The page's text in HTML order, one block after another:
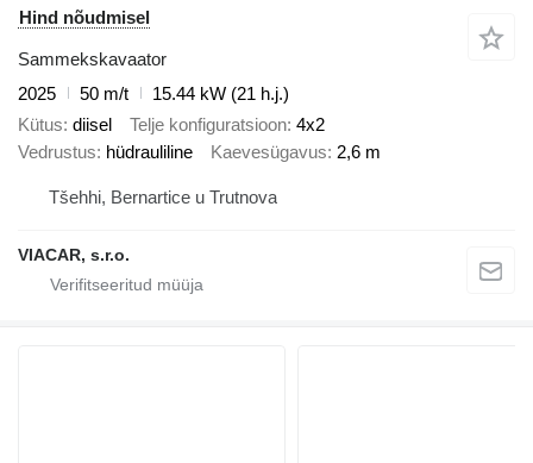
Hind nõudmisel
Sammekskavaator
2025
50 m/t
15.44 kW (21 h.j.)
Kütus diisel Telje konfiguratsioon 4x2
Vedrustus hüdrauliline Kaevesügavus 2,6 m
Tšehhi, Bernartice u Trutnova
VIACAR, s.r.o.